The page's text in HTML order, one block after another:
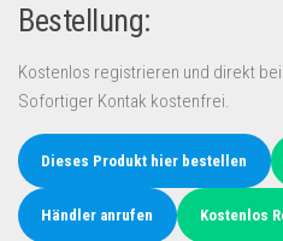
Bestellung:
Kostenlos registrieren und direkt
Sofortiger Kontak kostenfrei.
Dieses Produkt hier bestellen
Händler anrufen Kostenlos